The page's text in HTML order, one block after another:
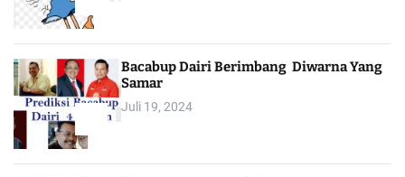
Bacabup Dairi Berimbang Diwarna Yang
Samar
Juli 19, 2024